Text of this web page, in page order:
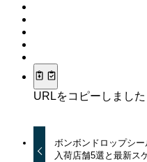
URLをコピーしました
ボンボンドロップシー
入荷店舗5選と最新ス